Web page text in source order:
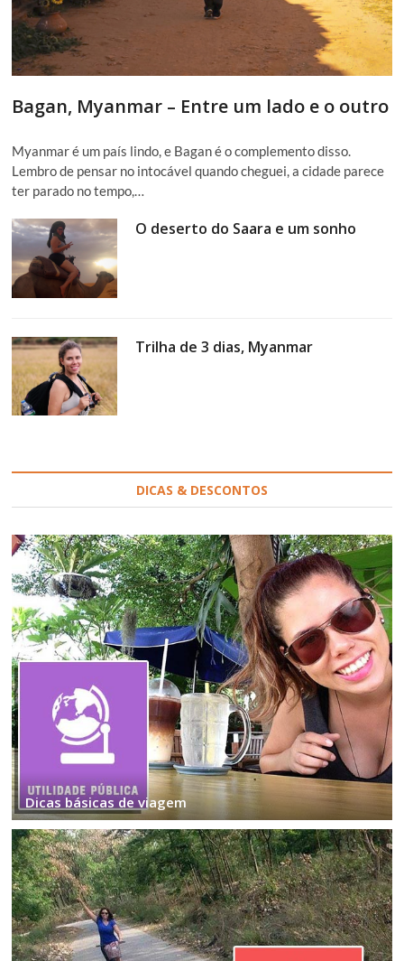
Bagan, Myanmar – Entre um lado e o outro
Myanmar é um país lindo, e Bagan é o complemento disso.
Lembro de pensar no intocável quando cheguei, a cidade parece
ter parado no tempo,…
O deserto do Saara e um sonho
Trilha de 3 dias, Myanmar
DICAS & DESCONTOS
Dicas básicas de viagem